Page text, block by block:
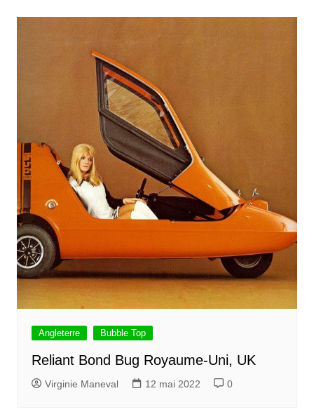
Angleterre Bubble Top
Reliant Bond Bug Royaume-Uni, UK
Virginie Maneval 12 mai 2022 0